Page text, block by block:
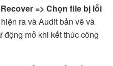
=> Chọn file bị lỗi
ra và Audit bản vẽ và
mở khi kết thúc công